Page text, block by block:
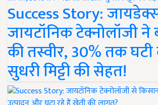
Success Story:
जायटॉनिक टेक्नोलॉजी
की तस्वीर, 30% तक
सुधरी मिट्टी की सेहत!